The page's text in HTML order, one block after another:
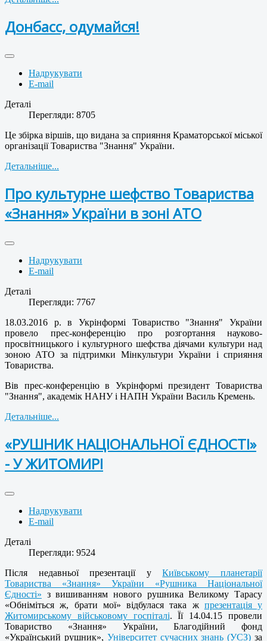
Донбасс, одумайся!
Надрукувати
E-mail
Деталі
Перегляди: 8705
Це збірка віршів, що видана за сприяння Краматорської міської
організації Товариства "Знання" України.
Детальніше...
Про культурне шефство Товариства
«Знання» України в зоні АТО
Надрукувати
E-mail
Деталі
Перегляди: 7767
18.03.2016 р. в Укрінформі Товариство "Знання" України
провело прес-конференцію про розгортання науково-
просвітницького і культурного шефства діячами культури над
зоною АТО за підтримки Мінкультури України і сприяння
Товариства.
Вів прес-конференцію в Укрінформі президент Товариства
"Знання", академік НАНУ і НАПН України Василь Кремень.
Детальніше...
«РУШНИК НАЦІОНАЛЬНОЇ ЄДНОСТІ»
- У ЖИТОМИРІ
Надрукувати
E-mail
Деталі
Перегляди: 9524
Після недавньої презентації уКиївському планетарії
Товариства «Знання» України «Рушника Національної
Єдності» з вишиванням нового рушника Великому Тарасу
«Обніміться ж, брати мої» відбулася така ж презентація у
Житомирському військовому госпіталі. Її 14.04.15 провели
Товариство «Знання» України, Благодійний фонд
«Український рушник», Університет сучасних знань (УСЗ) за